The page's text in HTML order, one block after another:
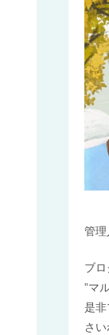
管理
ブ
”マ
是非
さい